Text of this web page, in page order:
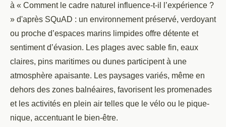
à « Comment le cadre naturel influence-t-il l’expérience ?
» d'après SQuAD : un environnement préservé, verdoyant
ou proche d’espaces marins limpides offre détente et
sentiment d’évasion. Les plages avec sable fin, eaux
claires, pins maritimes ou dunes participent à une
atmosphère apaisante. Les paysages variés, même en
dehors des zones balnéaires, favorisent les promenades
et les activités en plein air telles que le vélo ou le pique-
nique, accentuant le bien-être.